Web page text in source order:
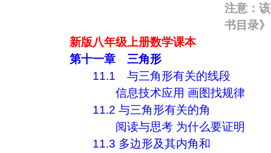
注意：
书目录
新版八年级上册数学课本
第十一章 三角形
11.1 与三角形有关的线段
信息技术应用 画图找规律
11.2 与三角形有关的角
阅读与思考 为什么要证明
11.3 多边形及其内角和